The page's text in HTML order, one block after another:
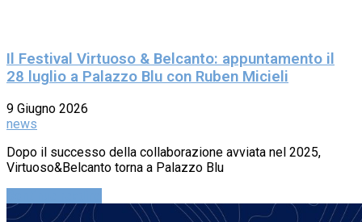
Il Festival Virtuoso & Belcanto: appuntamento il
28 luglio a Palazzo Blu con Ruben Micieli
9 Giugno 2026
news
Dopo il successo della collaborazione avviata nel 2025,
Virtuoso&Belcanto torna a Palazzo Blu